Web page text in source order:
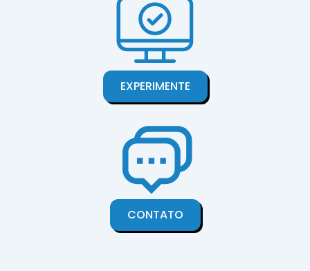
EXPERIMENTE
CONTATO